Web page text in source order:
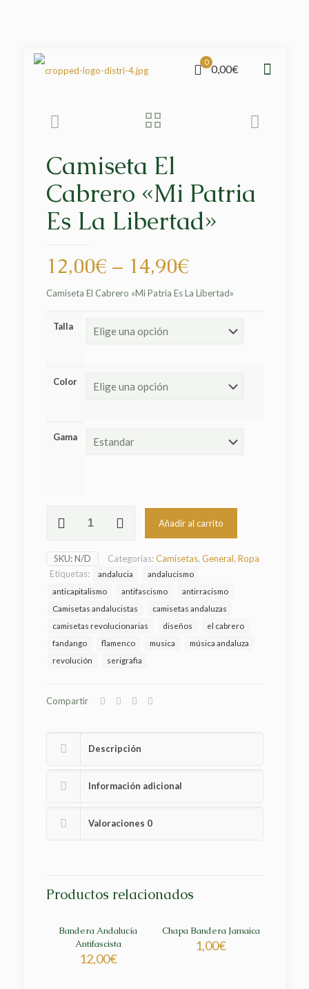
0
0,00€
Camiseta El
Cabrero «Mi Patria
Es La Libertad»
12,00€ – 14,90€
Camiseta El Cabrero «Mi Patria Es La Libertad»
Talla
Color
Gama
"Mi
Patria
Es
La
Añadir al carrito
SKU:N/D Categorías:Camisetas, General, Ropa
Etiquetas:
andalucia
andalucismo
anticapitalismo
antifascismo
antirracismo
Camisetas andalucistas
camisetas andaluzas
camisetas revolucionarias
diseños
el cabrero
fandango
flamenco musica
música andaluza
revolución
serigrafia
Compartir
Descripción
Información adicional
Valoraciones 0
Productos relacionados
Bandera Andalucía
Antifascista
12,00€
Chapa Bandera Jamaica
1,00€